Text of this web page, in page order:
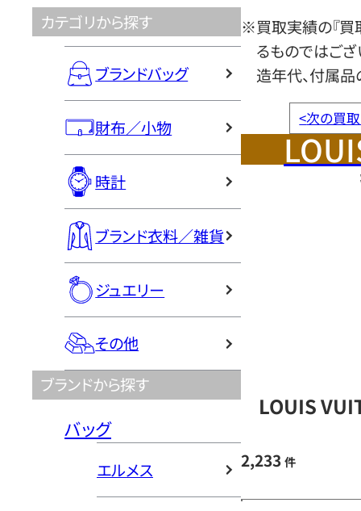
カテゴリから探す
ブランドバッグ
財布／小物
時計
ブランド衣料／雑貨
ジュエリー
その他
ブランドから探す
バッグ
エルメス
※買取実績の『買
るものではござ
造年代、付属品
<次の買
LOUIS
2,233 件